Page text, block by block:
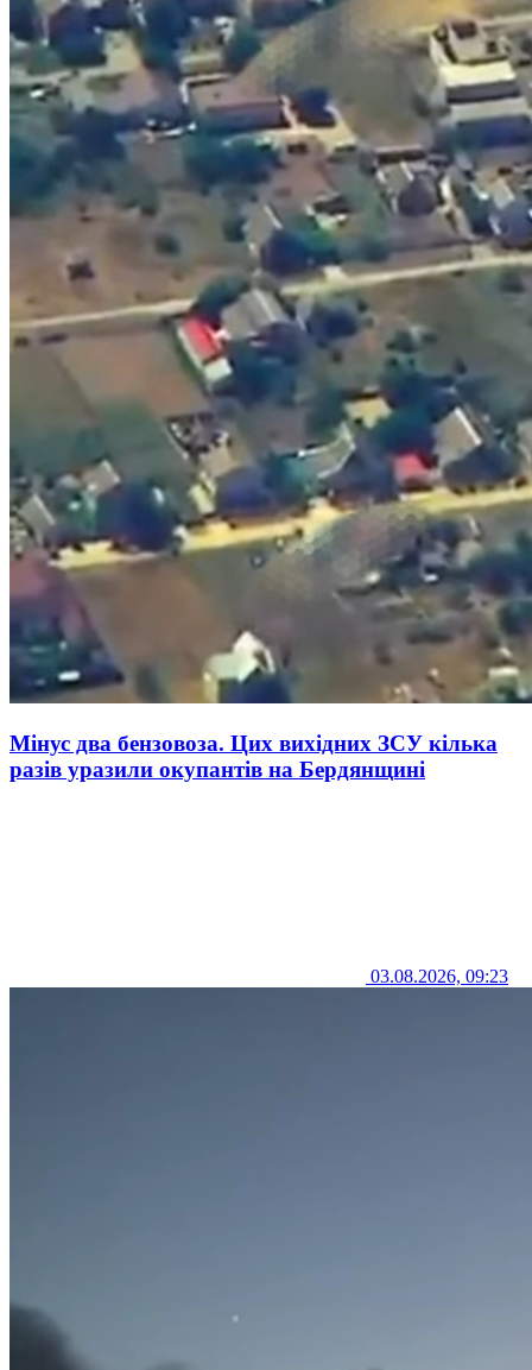
Мінус два бензовоза. Цих вихідних ЗСУ кілька
разів уразили окупантів на Бердянщині
03.08.2026, 09:23